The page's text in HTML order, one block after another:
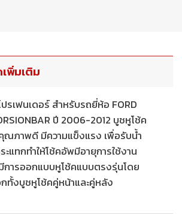
พิ่มเติม
รเฟนเดอร์ สำหรับรถยี่ห้อ FORD
ปี 2006-2012 บูชหูโช้ค
ภาพดี มีความแข็งแรง เพื่อรับน้ำ
ะแทกทำให้โช้คอัพมีอายุการใช้งาน
การออกแบบหูโช้คแบบตรงรุ่นโดย
กทั้งบูชหูโช้คคู่หน้าและคู่หลัง